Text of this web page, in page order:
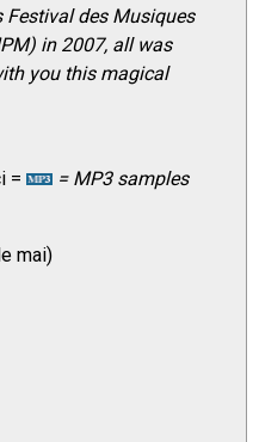
des Musiques
in 2007, all was
you this magical
=
= MP3 samples
mai)